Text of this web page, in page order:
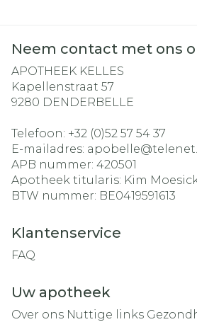
Neem contact met ons
APOTHEEK KELLES
Kapellenstraat 57
9280 DENDERBELLE
Telefoon: +32 (0)52 57 54 37
E-mailadres: apobelle@
APB nummer: 420501
Apotheek titularis: Kim
BTW nummer: BE0419591613
Klantenservice
FAQ
Uw apotheek
Over ons Nuttige links